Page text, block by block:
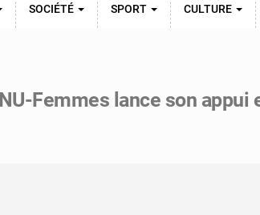
SOCIÉTÉ SPORT CULTURE
Femmes lance son